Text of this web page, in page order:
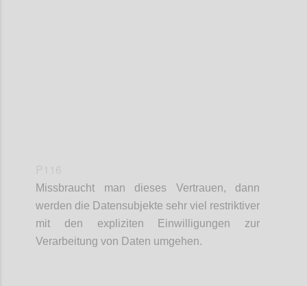
Missbraucht man dieses Vertrauen, dann
werden die Datensubjekte sehr viel restriktiver
mit den expliziten Einwilligungen zur
Verarbeitung von Daten umgehen.